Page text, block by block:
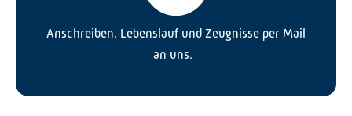
Anschreiben, Lebenslauf und Zeugnisse per Mail
an uns.